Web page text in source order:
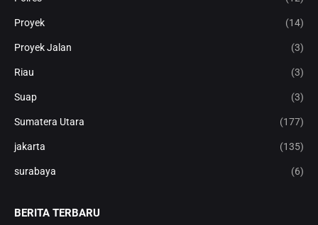
Proyek (14)
Proyek Jalan (3)
Riau (3)
Suap (3)
Sumatera Utara (177)
jakarta (135)
surabaya (6)
BERITA TERBARU